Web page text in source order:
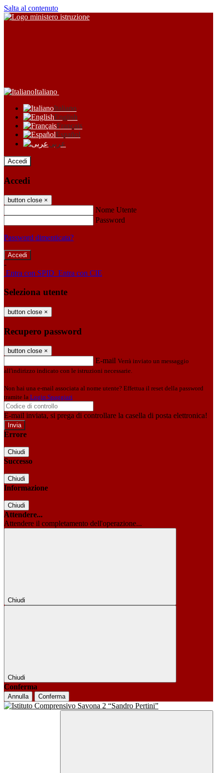
Salta al contenuto
Italiano
Italiano
English
Français
Español
عربى
Accedi
Accedi
button close ×
Nome Utente
Password
Password dimenticata?
-
Entra con SPID Entra con CIE
Seleziona utente
button close ×
Recupero password
button close ×
E-mail Verrà inviato un messaggio
all'indirizzo indicato con le istruzioni necessarie.
Non hai una e-mail associata al nome utente? Effettua il reset della password
tramite la Login Spaggiari
E-mail inviata, si prega di controllare la casella di posta elettronica!
Errore
Chiudi
Successo
Chiudi
Informazione
Chiudi
Attendere...
Attendere il completamento dell'operazione...
Chiudi
Chiudi
Conferma
Annulla Conferma